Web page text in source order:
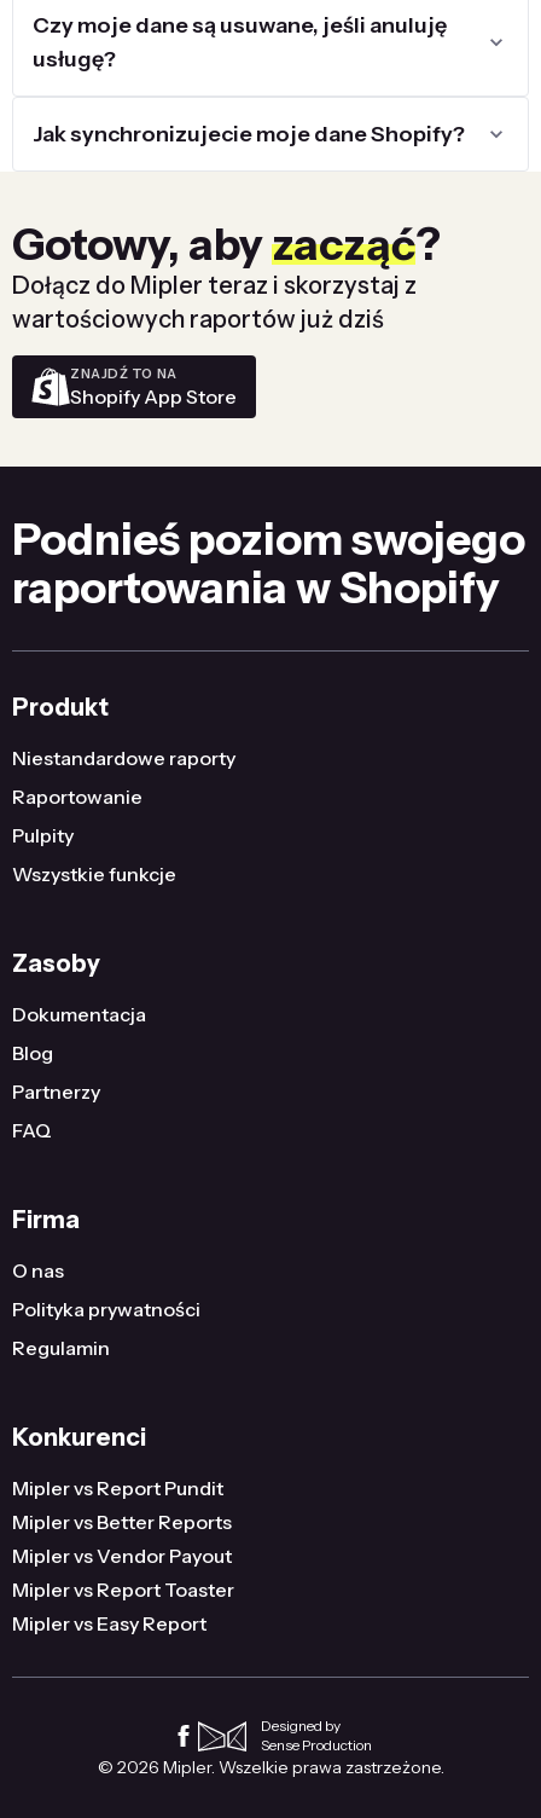
Czy moje dane są usuwane, jeśli anuluję
usługę?
Jak synchronizujecie moje dane Shopify?
Gotowy, abyzacząć?
Dołącz do Mipler teraz i skorzystaj z
wartościowych raportów już dziś
ZNAJDŹ TO NA
Shopify App Store
Podnieś poziom swojego
raportowania w Shopify
Produkt
Niestandardowe raporty
Raportowanie
Pulpity
Wszystkie funkcje
Zasoby
Dokumentacja
Blog
Partnerzy
FAQ
Firma
O nas
Polityka prywatności
Regulamin
Konkurenci
Mipler vs Report Pundit
Mipler vs Better Reports
Mipler vs Vendor Payout
Mipler vs Report Toaster
Mipler vs Easy Report
Designed by
Sense Production
© 2026 Mipler. Wszelkie prawa zastrzeżone.